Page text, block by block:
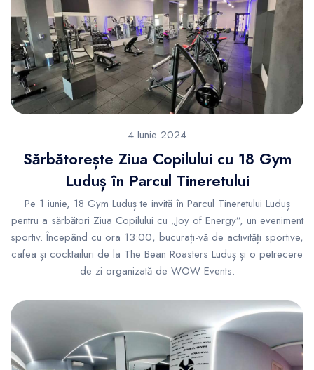
4 Iunie 2024
Sărbătorește Ziua Copilului cu 18 Gym
Luduș în Parcul Tineretului
Pe 1 iunie, 18 Gym Luduș te invită în Parcul Tineretului Luduș
pentru a sărbători Ziua Copilului cu „Joy of Energy”, un eveniment
sportiv. Începând cu ora 13:00, bucurați-vă de activități sportive,
cafea și cocktailuri de la The Bean Roasters Luduș și o petrecere
de zi organizată de WOW Events.